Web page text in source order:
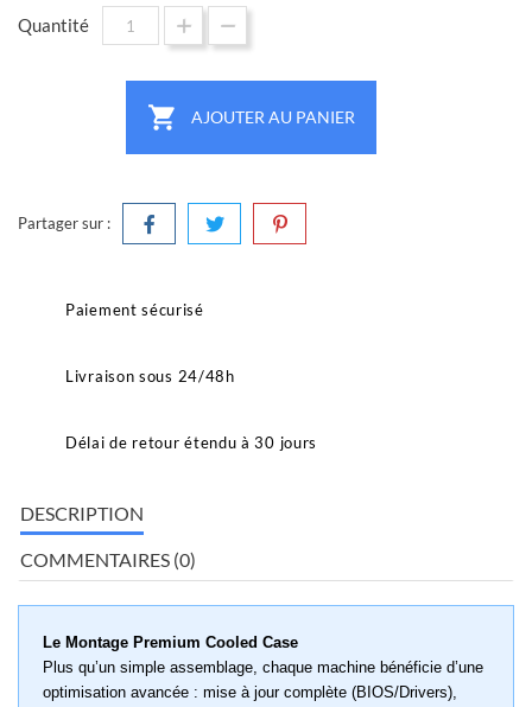
Quantité
 AJOUTER AU PANIER
Partager sur :
Paiement sécurisé
Livraison sous 24/48h
Délai de retour étendu à 30 jours
DESCRIPTION
COMMENTAIRES (0)
Le Montage Premium Cooled Case
Plus qu’un simple assemblage, chaque machine bénéficie d’une
optimisation avancée : mise à jour complète (BIOS/Drivers),